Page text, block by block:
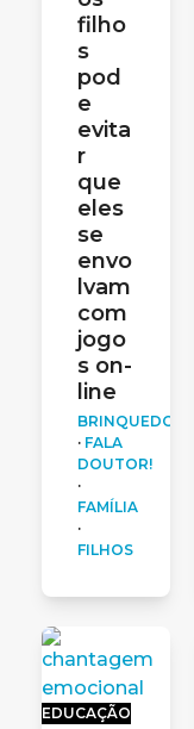
filho
s
pod
e
evita
r
que
eles
se
envo
lvam
com
jogo
s on-
line
BRINQUEDOS
· FALA
DOUTOR!
·
FAMÍLIA
·
FILHOS
EDUCAÇÃO